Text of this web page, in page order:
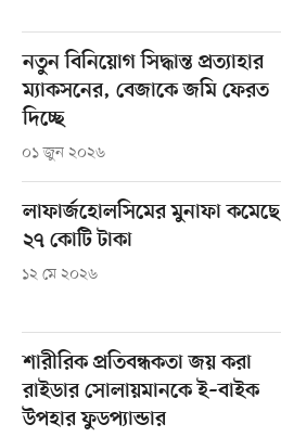
নতুন বিনিয়োগ সিদ্ধান্ত প্রত্যাহার
ম্যাকসনের, বেজাকে জমি ফেরত
দিচ্ছে
০১ জুন ২০২৬
লাফার্জহোলসিমের মুনাফা কমেছে
২৭ কোটি টাকা
১২ মে ২০২৬
শারীরিক প্রতিবন্ধকতা জয় করা
রাইডার সোলায়মানকে ই–বাইক
উপহার ফুডপ্যান্ডার